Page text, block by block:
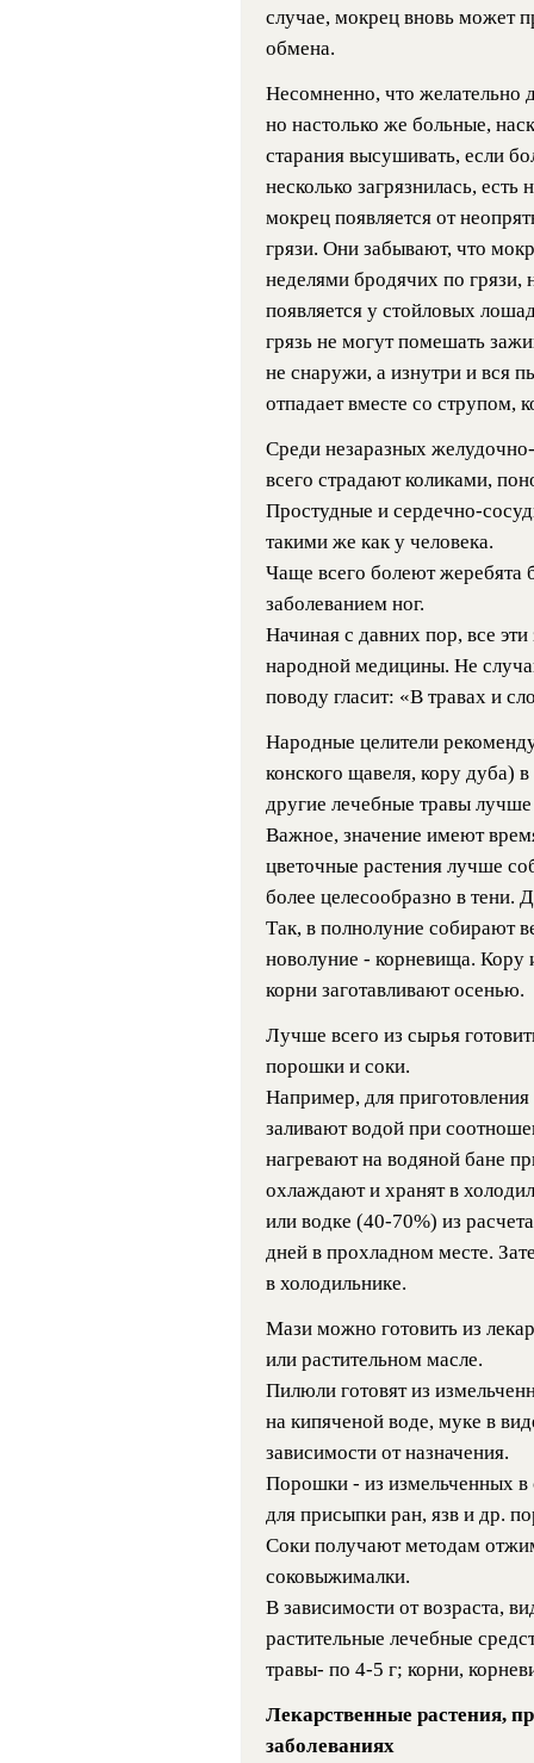
случае, мокрец вновь может
обмена.
Несомненно, что желательно
но настолько же больные,
старания высушивать, если
несколько загрязнилась,
мокрец появляется от
грязи. Они забывают, что
неделями бродячих по грязи,
появляется у стойловых
грязь не могут помешать
не снаружи, а изнутри и вся
отпадает вместе со струпом,
Среди незаразных
всего страдают коликами,
Простудные и сердечно-
такими же как у человека.
Чаще всего болеют жеребята
заболеванием ног.
Начиная с давних пор, все
народной медици­ны. Не
поводу гласит: «В травах и
Народные целители
конского щавеля, кору дуба)
другие лечебные травы лучше
Важное, значение имеют
цветочные растения лучше
более целесообразно в тени.
Так, в полнолуние собирают
новолуние - корневища. Кору
корни заготавливают осенью.
Лучше всего из сырья
порошки и соки.
Например, для
заливают водой при
нагревают на водяной бане
охлаждают и хранят в
или водке (40-70%) из
дней в прохладном месте.
в холодильнике.
Мази можно готовить из
или растительном масле.
Пилюли готовят из
на кипяченой воде, муке в
зависимости от назначения.
Порошки - из измельченных в
для присыпки ран, язв и др.
Соки получают методам
соковыжималки.
В зависимости от возраста,
растительные лечебные
травы- по 4-5 г; корни,
Лекарственные растения,
заболеваниях